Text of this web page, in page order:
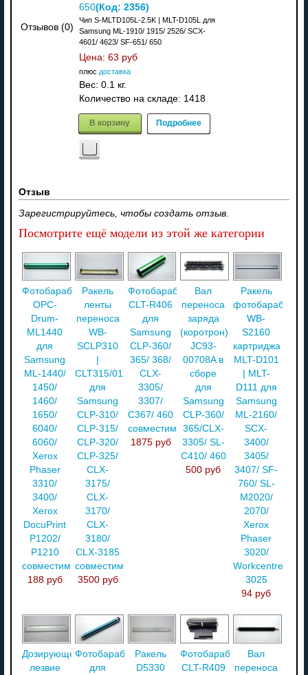
Отзывов (0)
650(Код: 2356)
Чип S-MLTD105L-2.5K | MLT-D105L для
Samsung ML-1910/ 1915/ 2526/ SCX-
4601/ 4623/ SF-651/ 650
Цена: 63 руб
плюс доставка
Вес: 0.1 кг.
Количество на складе: 1418
В корзину Подробнее
Отзыв
Зарегистрируйтесь, чтобы создать отзыв.
Посмотрите ещё модели из этой же категории
Фотобарабан
OPC-
Drum-
ML1440
для
Samsung
ML-1440/
1450/
1460/
1650/
6040/
6060/
Xerox
Phaser
3310/
3400/
Xerox
DocuPrint
P1202/
P1210
совместимый
188 руб
Ракель
ленты
переноса
WB-
SCLP310
CLT315/01
для
Samsung
CLP-310/
CLP-315/
CLP-320/
CLP-325/
CLX-
3175/
CLX-
3170/
CLX-
3180/
CLX-3185
совместимый
3500 руб
Фотобарабан
CLT-R406
для
Samsung
CLP-360/
365/ 368/
CLX-
3305/
3307/
C367/ 460
совместимый
1875 руб
Вал
переноса
заряда
(коротрон)
JC93-
00708A в
сборе
для
Samsung
CLP-360/
365/CLX-
3305/ SL-
C410/ 460
500 руб
Ракель
фотобарабана
WB-
S2160
картриджа
MLT-D101
| MLT-
D111 для
Samsung
ML-2160/
SCX-
3400/
3405/
3407/ SF-
760/ SL-
M2020/
2070/
Xerox
Phaser
3020/
Workcentre
3025
94 руб
Дозирующее
лезвие
Фотобарабан
для
Ракель
D5330
Фотобарабан
CLT-R409
Вал
переноса